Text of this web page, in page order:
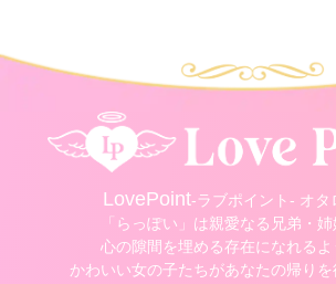
LovePoint-ラブポイント- オタ
「らっぽい」は親愛なる兄弟・
心の隙間を埋める存在になれるよ
かわいい女の子たちがあなたの帰り